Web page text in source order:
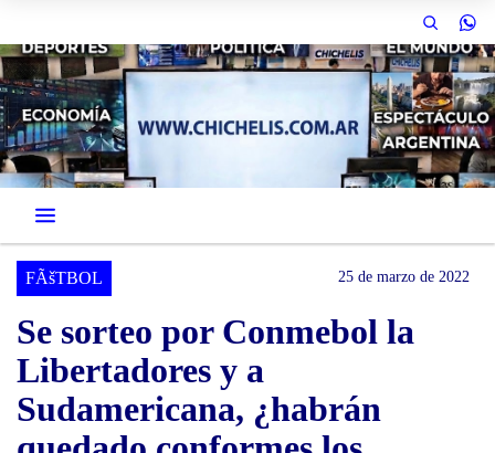
FÃšTBOL 25 de marzo de 2022
Se sorteo por Conmebol la
Libertadores y a
Sudamericana, ¿habrán